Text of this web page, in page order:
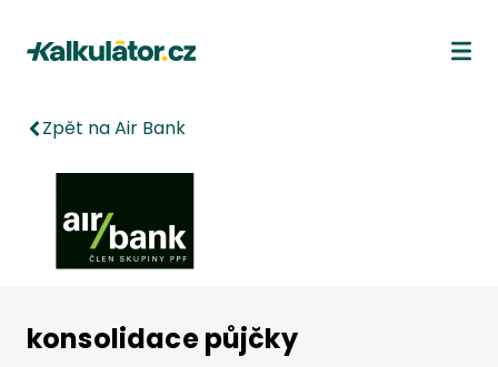
Kalkulátor.cz
Zpět na Air Bank
konsolidace půjčky